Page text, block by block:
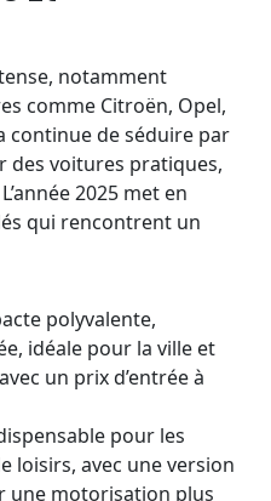
notamment
comme Citroën, Opel,
continue de séduire par
des voitures pratiques,
2025 met en
qui rencontrent un
polyvalente,
idéale pour la ville et
un prix d’entrée à
pour les
loisirs, avec une version
une motorisation plus